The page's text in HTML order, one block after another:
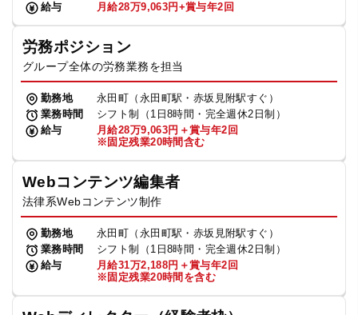
給与
月給28万9,063円+賞与年2回
労務ポジション
グループ全体の労務業務を担当
勤務地
永田町（永田町駅・赤坂見附駅すぐ）
業務時間
シフト制（1日8時間・完全週休2日制）
給与
月給28万9,063円＋賞与年2回
※固定残業20時間含む
Webコンテンツ編集者
法律系Webコンテンツ制作
勤務地
永田町（永田町駅・赤坂見附駅すぐ）
業務時間
シフト制（1日8時間・完全週休2日制）
給与
月給31万2,188円＋賞与年2回
※固定残業20時間を含む